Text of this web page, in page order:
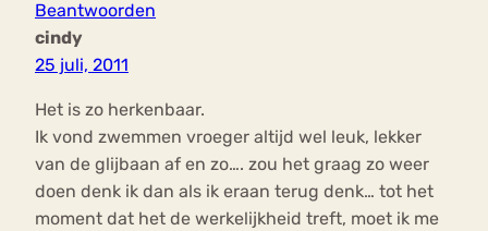
Beantwoorden
cindy
25 juli, 2011
Het is zo herkenbaar.
Ik vond zwemmen vroeger altijd wel leuk, lekker
van de glijbaan af en zo…. zou het graag zo weer
doen denk ik dan als ik eraan terug denk… tot het
moment dat het de werkelijkheid treft, moet ik me